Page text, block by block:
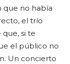
que no había
el trío
si te
el público no
Un concierto